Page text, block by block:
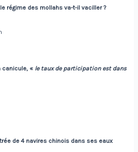
le régime des mollahs va-t-il vaciller?
canicule, « le taux de participation est dans
de 4 navires chinois dans ses eaux